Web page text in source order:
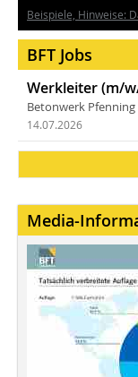
Beispiele, Hinweise:
BFT Jobs
Werkleiter (m/
Betonwerk Pfenning
14.07.2026
Media-